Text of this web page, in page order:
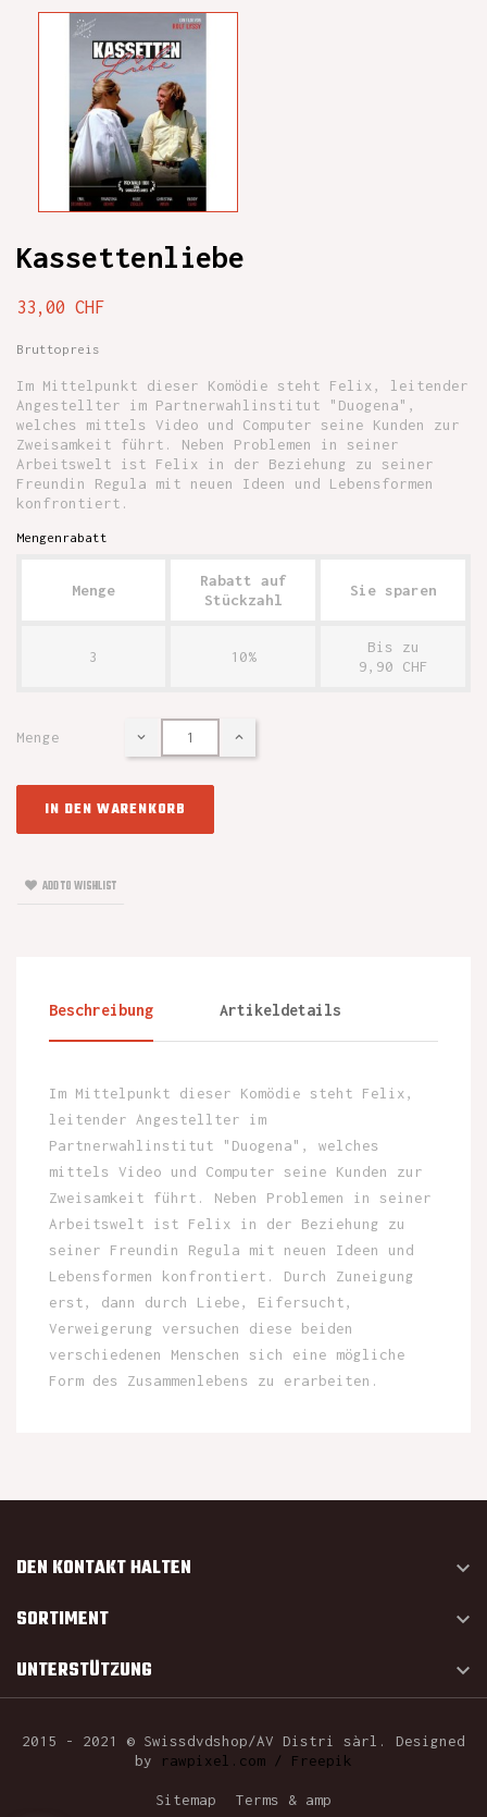
Kassettenliebe
33,00 CHF
Bruttopreis
Im Mittelpunkt dieser Komödie steht Felix, leitender
Angestellter im Partnerwahlinstitut "Duogena",
welches mittels Video und Computer seine Kunden zur
Zweisamkeit führt. Neben Problemen in seiner
Arbeitswelt ist Felix in der Beziehung zu seiner
Freundin Regula mit neuen Ideen und Lebensformen
konfrontiert.
Mengenrabatt
Menge
Rabatt auf
Stückzahl
Sie sparen
3 10%
Bis zu
9,90 CHF
Menge
IN DEN WARENKORB
ADD TO WISHLIST
Beschreibung Artikeldetails
Im Mittelpunkt dieser Komödie steht Felix,
leitender Angestellter im
Partnerwahlinstitut "Duogena", welches
mittels Video und Computer seine Kunden zur
Zweisamkeit führt. Neben Problemen in seiner
Arbeitswelt ist Felix in der Beziehung zu
seiner Freundin Regula mit neuen Ideen und
Lebensformen konfrontiert. Durch Zuneigung
erst, dann durch Liebe, Eifersucht,
Verweigerung versuchen diese beiden
verschiedenen Menschen sich eine mögliche
Form des Zusammenlebens zu erarbeiten.
DEN KONTAKT HALTEN 
SORTIMENT 
UNTERSTÜTZUNG 
2015 - 2021 © Swissdvdshop/AV Distri sàrl. Designed
by
rawpixel.com / Freepik
Sitemap Terms & amp